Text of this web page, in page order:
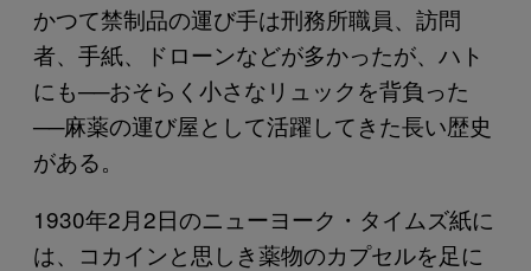
かつて禁制品の運び手は刑務所職員、訪問
者、手紙、ドローンなどが多かったが、ハト
にも──おそらく小さなリュックを背負った
──麻薬の運び屋として活躍してきた長い歴史
がある。
1930年2月2日のニューヨーク・タイムズ紙に
は、コカインと思しき薬物のカプセルを足に